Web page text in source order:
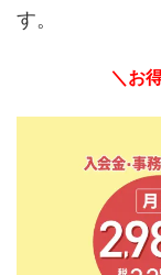
す。
＼お